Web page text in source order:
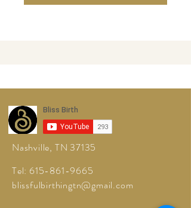
Nashville, TN 37135
Tel: 615-861-9665
blissfulbirthingtn@gmail.com